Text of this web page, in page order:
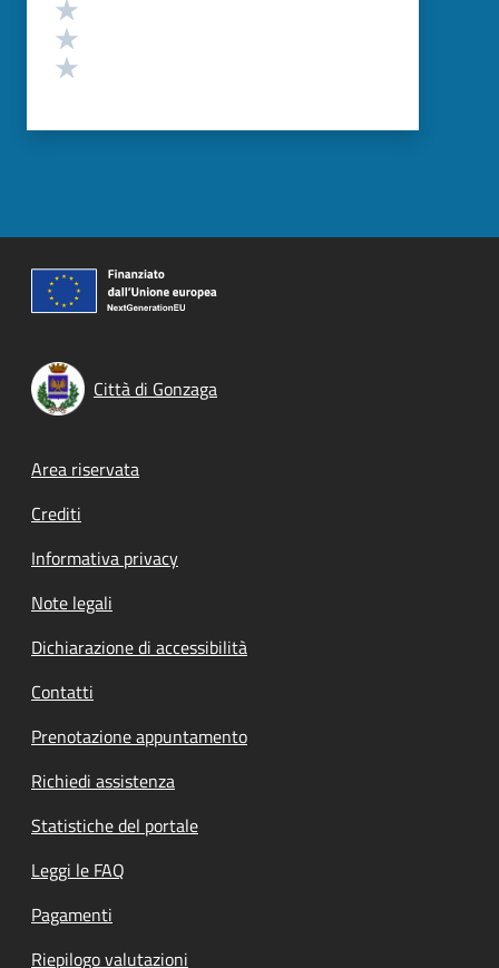
Città di Gonzaga
Footer menu
Area riservata
Crediti
Informativa privacy
Note legali
Dichiarazione di accessibilità
Contatti
Prenotazione appuntamento
Richiedi assistenza
Statistiche del portale
Leggi le FAQ
Pagamenti
Riepilogo valutazioni